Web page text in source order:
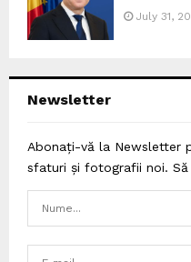
July 31,
Newsletter
Abonați-vă la Newsletter
sfaturi și fotografii noi.